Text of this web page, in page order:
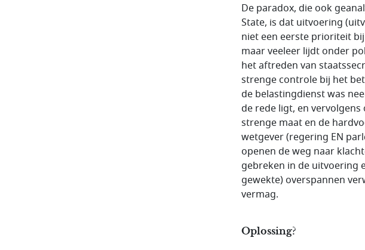
De paradox, die ook
State, is dat uitvoering
niet een eerste prioriteit
maar veeleer lijdt onder
het aftreden van
strenge controle bij het
de belastingdienst was
de rede ligt, en
strenge maat en de
wetgever (regering EN
openen de weg naar
gebreken in de uitvoering
gewekte) overspannen
vermag.
Oplossing?